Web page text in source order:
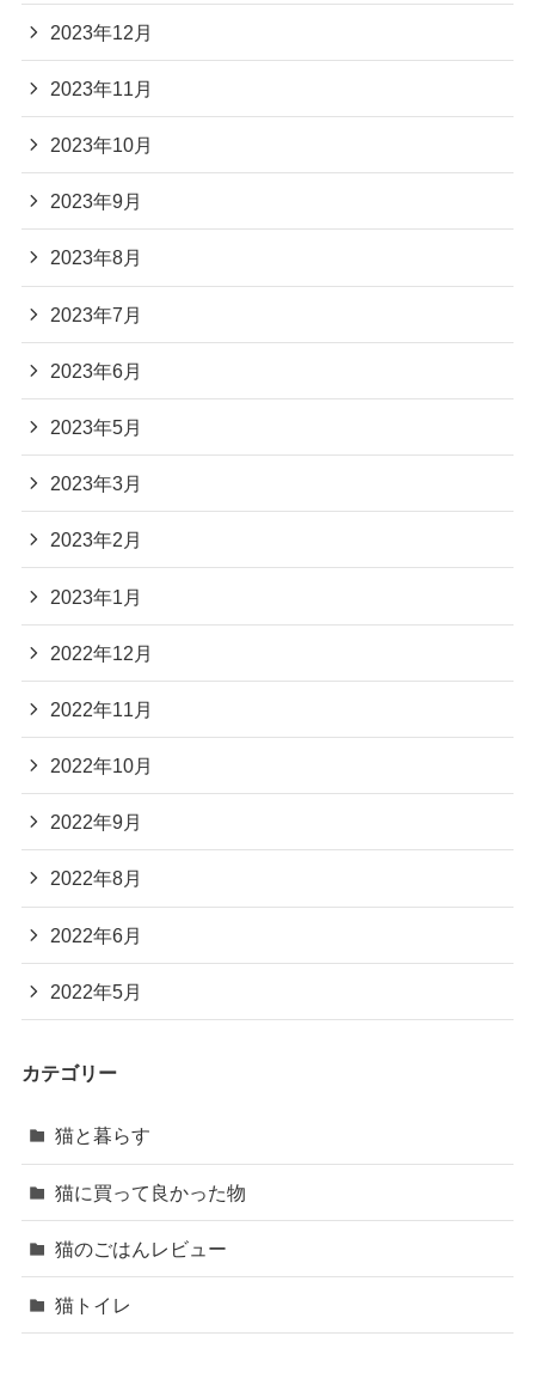
2023年12月
2023年11月
2023年10月
2023年9月
2023年8月
2023年7月
2023年6月
2023年5月
2023年3月
2023年2月
2023年1月
2022年12月
2022年11月
2022年10月
2022年9月
2022年8月
2022年6月
2022年5月
カテゴリー
猫と暮らす
猫に買って良かった物
猫のごはんレビュー
猫トイレ